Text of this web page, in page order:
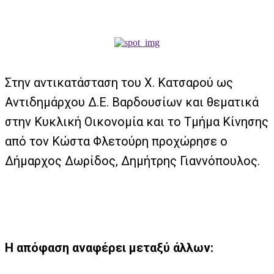
Στην αντικατάσταση του Χ. Κατσαρού ως
Αντιδημάρχου Δ.Ε. Βαρδουσίων και θεματικά
στην Κυκλική Οικονομία και το Τμήμα Κίνησης
από τον Κώστα Φλετούρη προχώρησε ο
Δήμαρχος Δωρίδος, Δημήτρης Γιαννόπουλος.
Η απόφαση αναφέρει μεταξύ άλλων: